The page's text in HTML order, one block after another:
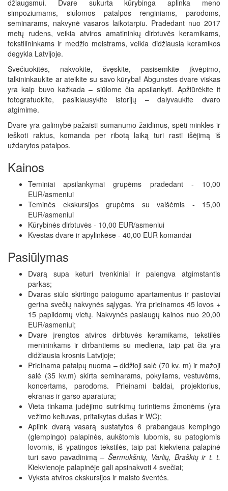
džiaugsmui. Dvare sukurta kūrybinga aplinka meno
simpoziumams, siūlomos patalpos renginiams, parodoms,
seminarams, nakvynė vasaros laikotarpiu. Pradedant nuo 2017
metų rudens, veikia atviros amatininkų dirbtuvės keramikams,
tekstilininkams ir medžio meistrams, veikia didžiausia keramikos
degykla Latvijoje.
Svečiuokitės, nakvokite, švęskite, pasisemkite įkvėpimo,
talkininkaukite ar ateikite su savo kūryba! Abgunstes dvare viskas
yra kaip buvo kažkada – siūlome čia apsilankyti. Apžiūrėkite it
fotografuokite, pasiklausykite istorijų – dalyvaukite dvaro
atgimime.
Dvare yra galimybė pažaisti sumanumo žaidimus, spėti minkles ir
ieškoti raktus, komanda per ribotą laiką turi rasti išėjimą iš
uždarytos patalpos.
Kainos
Teminiai apsilankymai grupėms pradedant - 10,00
EUR/asmeniui
Teminės ekskursijos grupėms su vaišėmis - 15,00
EUR/asmeniui
Kūrybinės dirbtuvės - 10,00 EUR/asmeniui
Kvestas dvare ir apylinkėse - 40,00 EUR komandai
Pasiūlymas
Dvarą supa keturi tvenkiniai ir palengva atgimstantis
parkas;
Dvaras siūlo skirtingo patogumo apartamentus ir pastoviai
gerina svečių nakvynės sąlygas. Yra prieinamos 45 lovos +
15 papildomų vietų. Nakvynės paslaugų kainos nuo 20,00
EUR/asmeniui;
Dvare įrengtos atviros dirbtuvės keramikams, tekstilės
menininkams ir dirbantiems su mediena, taip pat čia yra
didžiausia krosnis Latvijoje;
Prieinama patalpų nuoma – didžioji salė (70 kv. m) ir mažoji
salė (35 kv.m) skirta seminarams, pokyliams, vestuvėms,
koncertams, parodoms. Prieinami baldai, projektorius,
ekranas ir garso aparatūra;
Vieta tinkama judėjimo sutrikimų turintiems žmonėms (yra
vežimo keltuvas, pritaikytas dušas ir WC);
Aplink dvarą vasarą sustatytos 6 prabangaus kempingo
(glempingo) palapinės, aukštomis lubomis, su patogiomis
lovomis, iš ypatingos tekstilės, taip pat kiekviena palapinė
turi savo pavadinimą – Šermukšnių, Varlių, Braškių ir t. t.
Kiekvienoje palapinėje gali apsinakvoti 4 svečiai;
Vyksta atviros ekskursijos ir maisto šventės.